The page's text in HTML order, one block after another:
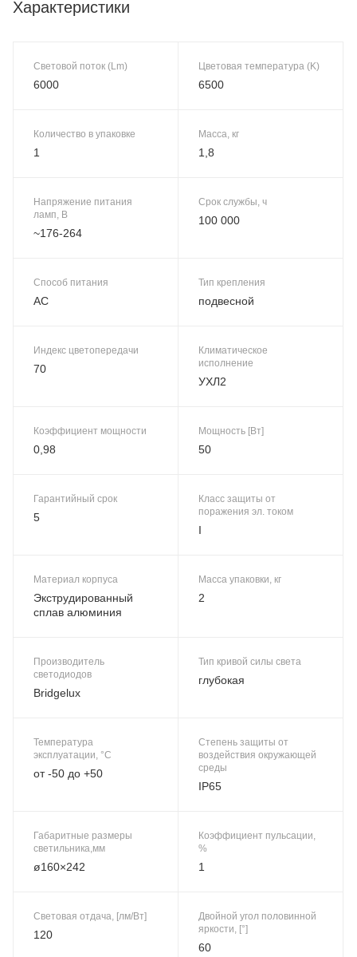
Характеристики
Световой поток (Lm)
6000
Цветовая температура (K)
6500
Количество в упаковке
1
Масса, кг
1,8
Напряжение питания
ламп, В
~176-264
Срок службы, ч
100 000
Способ питания
AC
Тип крепления
подвесной
Индекс цветопередачи
70
Климатическое
исполнение
УХЛ2
Коэффициент мощности
0,98
Мощность [Вт]
50
Гарантийный срок
5
Класс защиты от
поражения эл. током
I
Материал корпуса
Экструдированный
сплав алюминия
Масса упаковки, кг
2
Производитель
светодиодов
Bridgelux
Тип кривой силы света
глубокая
Температура
эксплуатации, °C
от -50 до +50
Степень защиты от
воздействия окружающей
среды
IP65
Габаритные размеры
светильника,мм
ø160×242
Коэффициент пульсации,
%
1
Световая отдача, [лм/Вт]
120
Двойной угол половинной
яркости, [°]
60